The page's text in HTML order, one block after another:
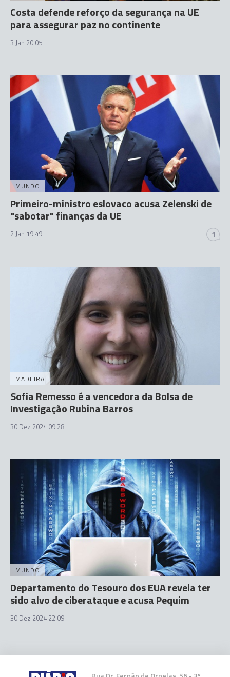
Costa defende reforço da segurança na UE
para assegurar paz no continente
3 Jan 20:05
MUNDO
Primeiro-ministro eslovaco acusa Zelenski de
"sabotar" finanças da UE
2 Jan 19:49 1
MADEIRA
Sofia Remesso é a vencedora da Bolsa de
Investigação Rubina Barros
30 Dez 2024 09:28
MUNDO
Departamento do Tesouro dos EUA revela ter
sido alvo de ciberataque e acusa Pequim
30 Dez 2024 22:09